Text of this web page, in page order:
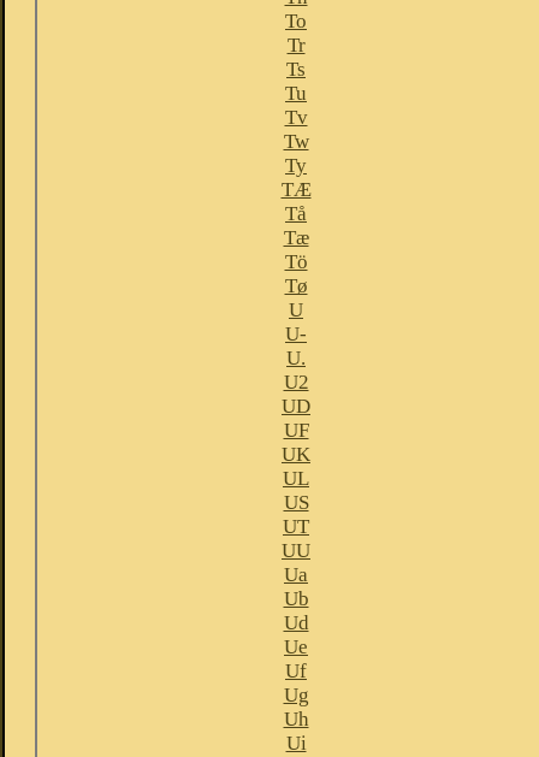
To
Tr
Ts
Tu
Tv
Tw
Ty
TÆ
Tå
Tæ
Tö
Tø
U
U-
U.
U2
UD
UF
UK
UL
US
UT
UU
Ua
Ub
Ud
Ue
Uf
Ug
Uh
Ui